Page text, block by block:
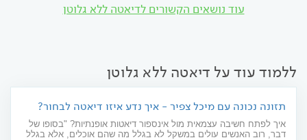
עוד נושאים הקשורים לדיאטה ללא גלוטן
ללמוד עוד על דיאטה ללא גלוטן
תזונה נכונה עם מיכל צפיר - איך נדע איזו דיאטה לבחור?
מיוחד ליום העצמאות
איך לפתח חשיבה עצמאית מול אינספור דיאטות אופנתיות? "בסופו של
דבר, רוב האנשים עולים במשקל לא בגלל מה שהם אוכלים, אלא בגלל